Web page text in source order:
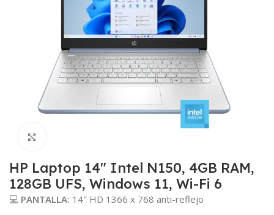
HP Laptop 14″ Intel N150, 4GB RAM,
128GB UFS, Windows 11, Wi-Fi 6
💻 PANTALLA: 14″ HD 1366 x 768 anti-reflejo